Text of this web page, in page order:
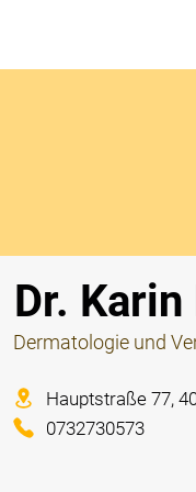
Dr.
Dermatologie und
Hauptstraße 77,
0732730573